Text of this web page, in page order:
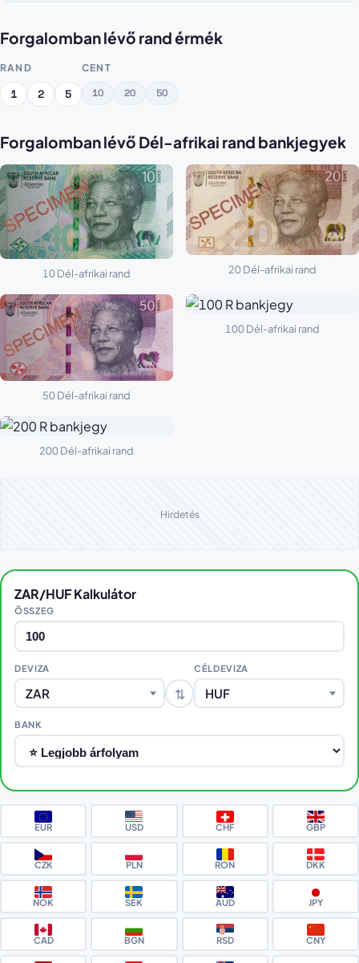
Forgalomban lévő rand érmék
RAND
1 2 5
CENT
10 20 50
Forgalomban lévő Dél-afrikai rand bankjegyek
10 Dél-afrikai rand 20 Dél-afrikai rand
50 Dél-afrikai rand
100 Dél-afrikai rand
200 Dél-afrikai rand
Hirdetés
ZAR/HUF Kalkulátor
ÖSSZEG
DEVIZA
ZAR ⇅
CÉLDEVIZA
HUF
BANK
EUR USD CHF GBP
CZK PLN RON DKK
NOK SEK AUD JPY
CAD BGN RSD CNY